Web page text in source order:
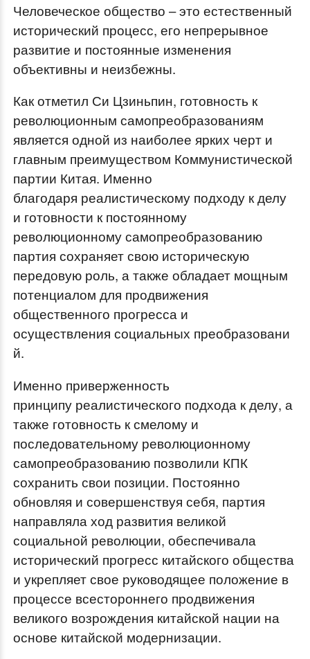
Человеческое общество – это естественный
исторический процесс, его непрерывное
развитие и постоянные изменения
объективны и неизбежны.
Как отметил Си Цзиньпин, готовность к
революционным самопреобразованиям
является одной из наиболее ярких черт и
главным преимуществом Коммунистической
партии Китая. Именно
благодаря реалистическому подходу к делу
и готовности к постоянному
революционному самопреобразованию
партия сохраняет свою историческую
передовую роль, а также обладает мощным
потенциалом для продвижения
общественного прогресса и
осуществления социальных преобразовани
й.
Именно приверженность
принципу реалистического подхода к делу, а
также готовность к смелому и
последовательному революционному
самопреобразованию позволили КПК
сохранить свои позиции. Постоянно
обновляя и совершенствуя себя, партия
направляла ход развития великой
социальной революции, обеспечивала
исторический прогресс китайского общества
и укрепляет свое руководящее положение в
процессе всестороннего продвижения
великого возрождения китайской нации на
основе китайской модернизации.